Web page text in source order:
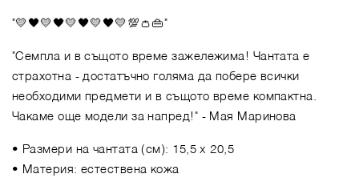
"💛🖤💛🖤💛🖤💛🖤💛💯👛👜"
"Семпла и в същото време зажележима! Чантата е
страхотна - достатъчно голяма да побере всички
необходими предмети и в същото време компактна.
Чакаме още модели за напред!" - Мая Маринова
• Размери на чантата (см): 15,5 x 20,5
• Материя: естествена кожа